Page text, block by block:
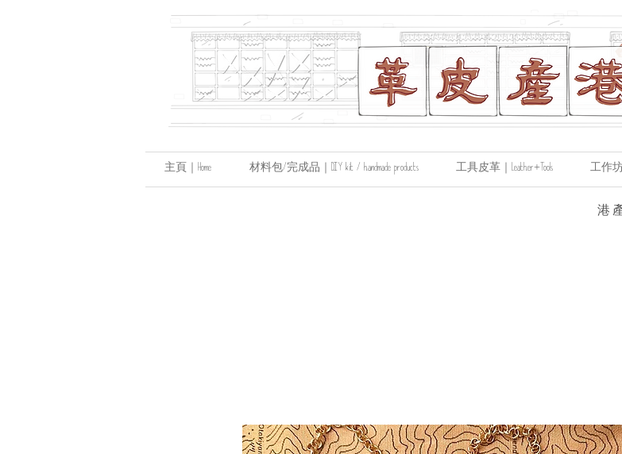
主頁｜Home 材料包/完成品｜DIY kit / handmade products 工具皮革｜Leather+Tools 工作坊
港